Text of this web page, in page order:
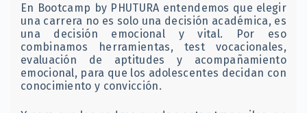
En Bootcamp by PHUTURA entendemos que elegir
una carrera no es solo una decisión académica, es
una decisión emocional y vital. Por eso
combinamos herramientas, test vocacionales,
evaluación de aptitudes y acompañamiento
emocional, para que los adolescentes decidan con
conocimiento y convicción.